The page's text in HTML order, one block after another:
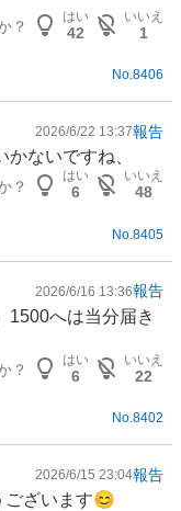
？
はい
42
いいえ
1
No.8406
2026/6/22 13:37報告
ないですね、
？
はい
6
いいえ
48
No. 8405
2026/6/16 13:36報告
1500へは当分届き
？
はい
6
いいえ
22
No.8402
2026/6/15 23:04報告
ございます😊